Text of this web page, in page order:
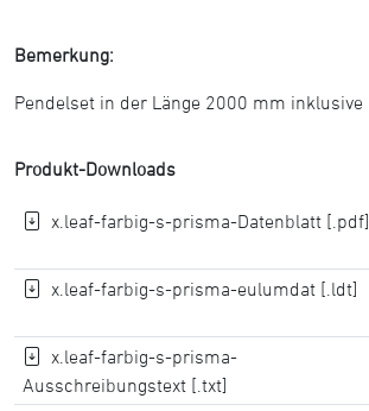
Bemerkung:
Pendelset in der Länge 2000 mm inklusive
Produkt-Downloads
x.leaf-farbig-s-prisma-Datenblatt [.pdf]
x.leaf-farbig-s-prisma-eulumdat [.ldt]
x.leaf-farbig-s-prisma-
Ausschreibungstext [.txt]